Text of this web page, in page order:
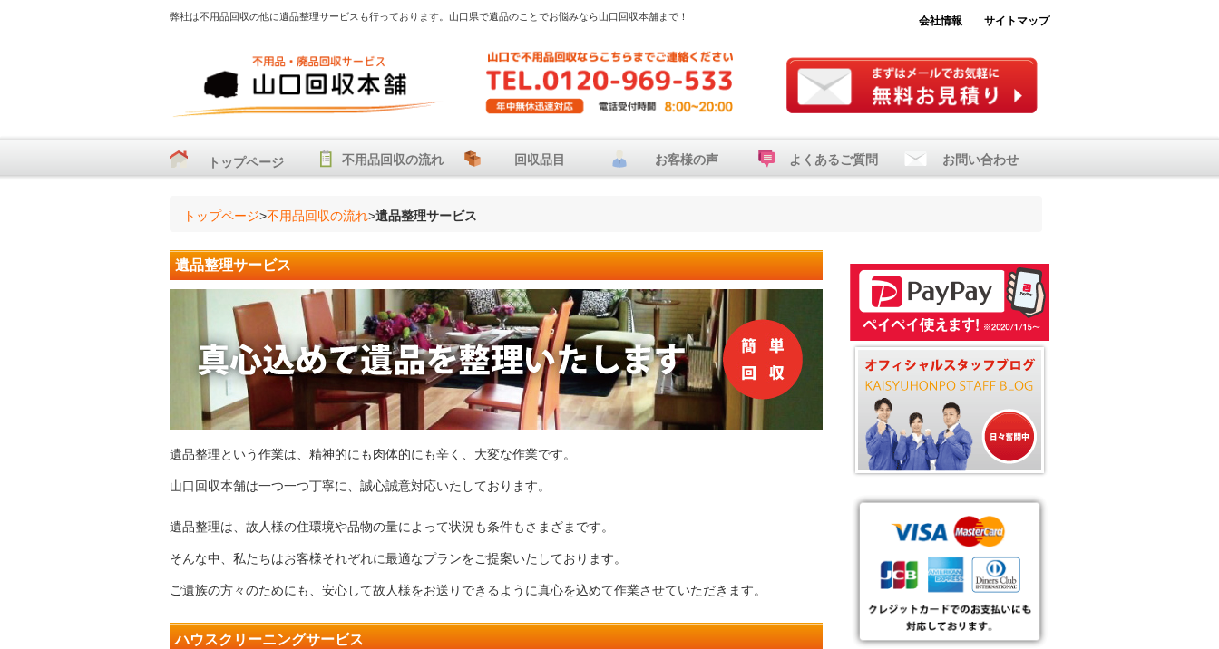
弊社は不用品回収の他に遺品整理サービスも行っております。山口県で遺品のことでお悩みなら山口回収本舗まで！ 会社情報 サイトマップ
トップページ 不用品回収の流れ 回収品目 お客様の声 よくあるご質問 お問い合わせ
トップページ>不用品回収の流れ>遺品整理サービス
遺品整理サービス
遺品整理という作業は、精神的にも肉体的にも辛く、大変な作業です。
山口回収本舗は一つ一つ丁寧に、誠心誠意対応いたしております。
遺品整理は、故人様の住環境や品物の量によって状況も条件もさまざまです。
そんな中、私たちはお客様それぞれに最適なプランをご提案いたしております。
ご遺族の方々のためにも、安心して故人様をお送りできるように真心を込めて作業させていただきます。
ハウスクリーニングサービス